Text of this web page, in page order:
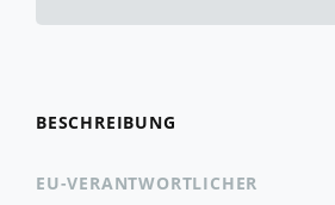
BESCHREIBUNG
EU-VERANTWORTLICHER